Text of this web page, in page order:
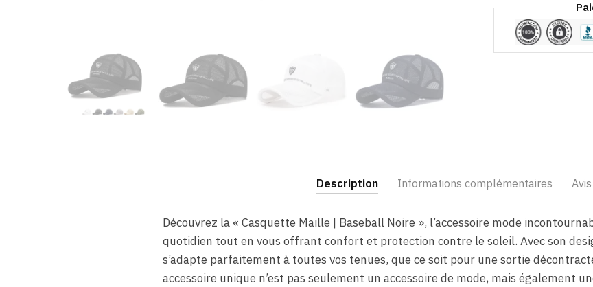
Description Informations complémentaires Avis
Découvrez la « Casquette Maille | Baseball Noire », l’accessoire mode
quotidien tout en vous offrant confort et protection contre le soleil. Avec son
s’adapte parfaitement à toutes vos tenues, que ce soit pour une sortie
accessoire unique n’est pas seulement un accessoire de mode, mais également